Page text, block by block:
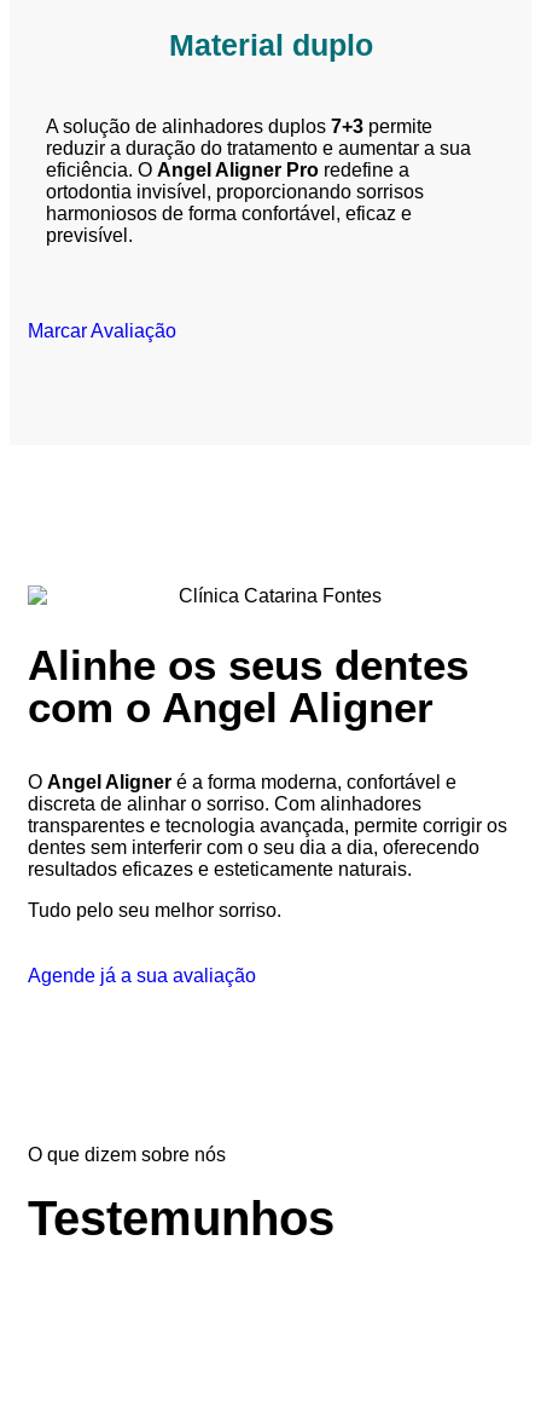
Material duplo
A solução de alinhadores duplos 7+3 permite
reduzir a duração do tratamento e aumentar a sua
eficiência. O Angel Aligner Pro redefine a
ortodontia invisível, proporcionando sorrisos
harmoniosos de forma confortável, eficaz e
previsível.
Marcar Avaliação
Alinhe os seus dentes
com o Angel Aligner
O Angel Aligner é a forma moderna, confortável e
discreta de alinhar o sorriso. Com alinhadores
transparentes e tecnologia avançada, permite corrigir os
dentes sem interferir com o seu dia a dia, oferecendo
resultados eficazes e esteticamente naturais.
Tudo pelo seu melhor sorriso.
Agende já a sua avaliação
O que dizem sobre nós
Testemunhos